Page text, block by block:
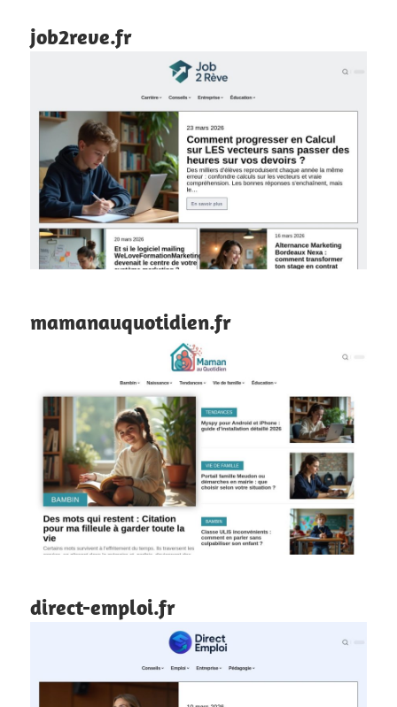
job2reve.fr
mamanauquotidien.fr
direct-emploi.fr